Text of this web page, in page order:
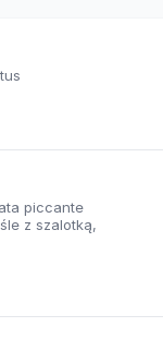
piccante
z szalotką,